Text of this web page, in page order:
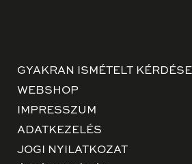
GYAKRAN ISMÉTELT
WEBSHOP
IMPRESSZUM
ADATKEZELÉS
JOGI NYILATKOZAT